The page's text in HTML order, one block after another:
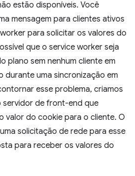
estão disponíveis. Você
mensagem para clientes ativos
para solicitar os valores do
que o service worker seja
plano sem nenhum cliente em
durante uma sincronização em
esse problema, criamos
servidor de front-end que
valor do cookie para o cliente. O
solicitação de rede para esse
para receber os valores do